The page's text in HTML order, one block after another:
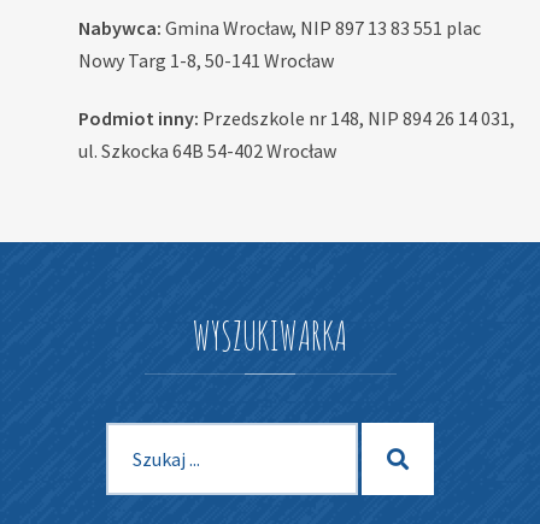
Nabywca: Gmina Wrocław, NIP 897 13 83 551 plac
Nowy Targ 1-8, 50-141 Wrocław
Podmiot inny: Przedszkole nr 148, NIP 894 26 14 031,
ul. Szkocka 64B 54-402 Wrocław
WYSZUKIWARKA
dla: